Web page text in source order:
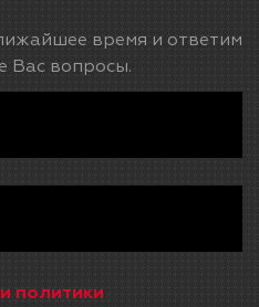
время и ответим
Вас вопросы.
политики